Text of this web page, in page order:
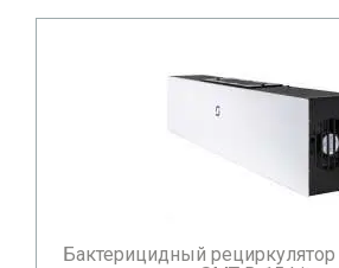
Бактерицидный рециркулятор